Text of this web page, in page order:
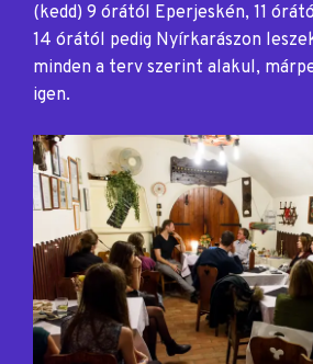
(kedd) 9 órától Eperjeskén, 11
14 órától pedig Nyírkarászon
minden a terv szerint alakul,
igen.